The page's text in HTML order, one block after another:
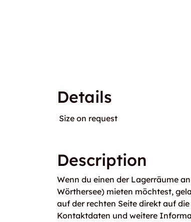
Details
Size on request
Description
Wenn du einen der Lagerräume
Wörthersee) mieten möchtest,
auf der rechten Seite direkt auf
Kontaktdaten und weitere